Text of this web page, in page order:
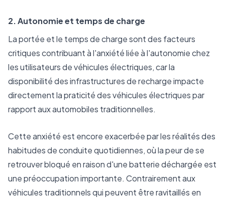
2. Autonomie et temps de charge
La portée et le temps de charge sont des facteurs
critiques contribuant à l'anxiété liée à l'autonomie chez
les utilisateurs de véhicules électriques, car la
disponibilité des infrastructures de recharge impacte
directement la praticité des véhicules électriques par
rapport aux automobiles traditionnelles.
Cette anxiété est encore exacerbée par les réalités des
habitudes de conduite quotidiennes, où la peur de se
retrouver bloqué en raison d'une batterie déchargée est
une préoccupation importante. Contrairement aux
véhicules traditionnels qui peuvent être ravitaillés en